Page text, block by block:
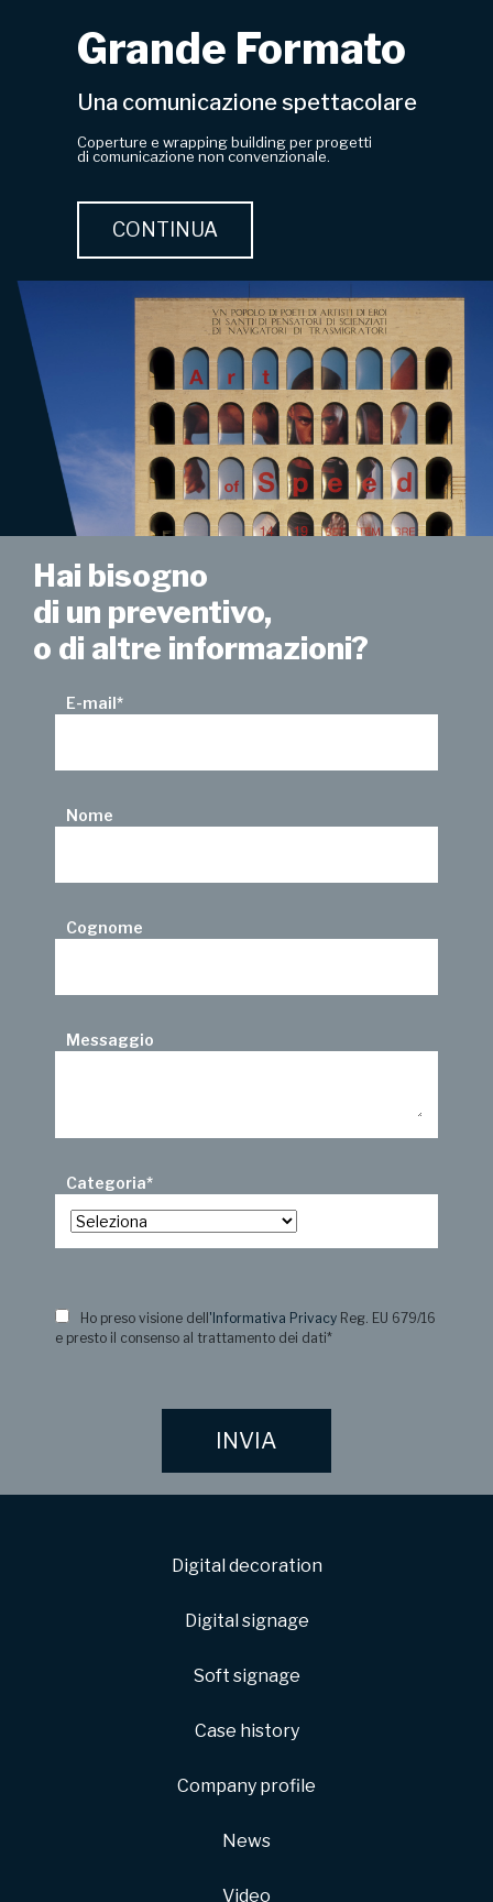
Grande Formato
Una comunicazione spettacolare
Coperture e wrapping building per progetti
di comunicazione non convenzionale.
CONTINUA
Hai bisogno
di un preventivo,
o di altre informazioni?
E-mail*
Nome
Cognome
Messaggio
Categoria*
Ho preso visione dell 'Informativa Privacy Reg. EU 679/16
e presto il consenso al trattamento dei dati*
Digital decoration
Digital signage
Soft signage
Case history
Company profile
News
Video